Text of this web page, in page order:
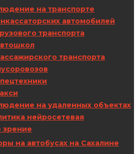
на транспорте
автомобилей
транспорта
транспорта
на удаленных объектах
нейросетевая
на автобусах на Сахалине